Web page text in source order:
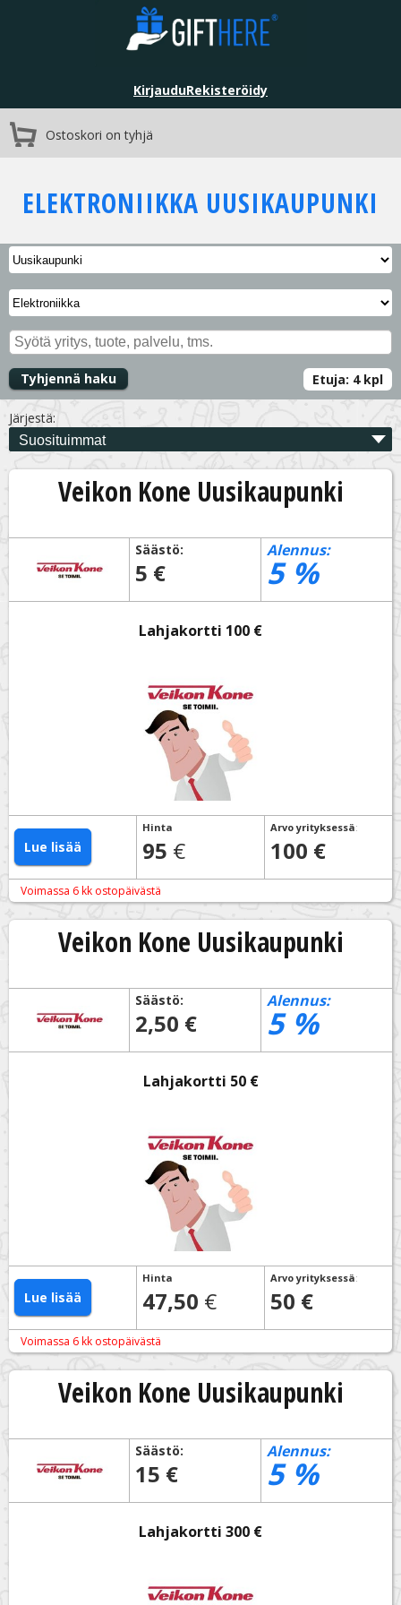
KirjauduRekisteröidy
Ostoskori on tyhjä
ELEKTRONIIKKA UUSIKAUPUNKI
Tyhjennä haku Etuja: 4kpl
Järjestä:
Veikon Kone Uusikaupunki
Säästö:
5 €
Alennus:
5%
Lahjakortti 100 €
Lue lisää
Hinta
95 €
Arvo yrityksessä:
100 €
Voimassa 6 kk ostopäivästä
Veikon Kone Uusikaupunki
Säästö:
2,50 €
Alennus:
5%
Lahjakortti 50 €
Lue lisää
Hinta
47,50 €
Arvo yrityksessä:
50 €
Voimassa 6 kk ostopäivästä
Veikon Kone Uusikaupunki
Säästö:
15 €
Alennus:
5%
Lahjakortti 300 €